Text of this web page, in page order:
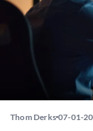
Thom Derks 07-01-